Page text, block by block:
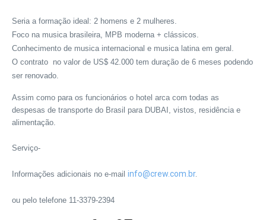
Seria a formação ideal: 2 homens e 2 mulheres.
Foco na musica brasileira, MPB moderna + clássicos.
Conhecimento de musica internacional e musica latina em geral.
O contrato no valor de US$ 42.000 tem duração de 6 meses podendo
ser renovado.
Assim como para os funcionários o hotel arca com todas as
despesas de transporte do Brasil para DUBAI, vistos, residência e
alimentação.
Serviço-
Informações adicionais no e-mail info@crew.com.br.
ou pelo telefone 11-3379-2394